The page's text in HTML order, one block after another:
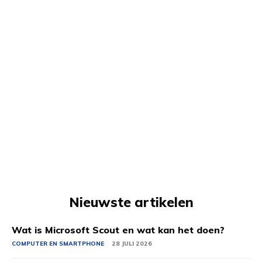
Nieuwste artikelen
Wat is Microsoft Scout en wat kan het doen?
COMPUTER EN SMARTPHONE 28 JULI 2026